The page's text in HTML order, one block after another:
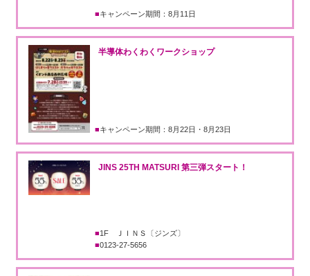
キャンペーン期間：8月11日
半導体わくわくワークショップ
キャンペーン期間：8月22日・8月23日
JINS 25TH MATSURI 第三弾スタート！
1F ＪＩＮＳ〔ジンズ〕
0123-27-5656